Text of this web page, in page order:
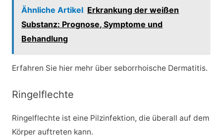
Ähnliche Artikel Erkrankung der weißen
Substanz: Prognose, Symptome und
Behandlung
Erfahren Sie hier mehr über seborrhoische Dermatitis.
Ringelflechte
Ringelflechte ist eine Pilzinfektion, die überall auf dem
Körper auftreten kann.